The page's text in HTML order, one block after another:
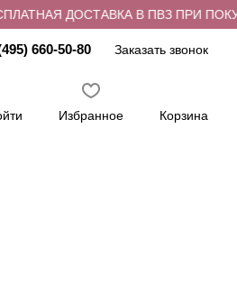
ДОСТАВКА В ПВЗ ПРИ
660-50-80 Заказать звонок
Избранное Корзина